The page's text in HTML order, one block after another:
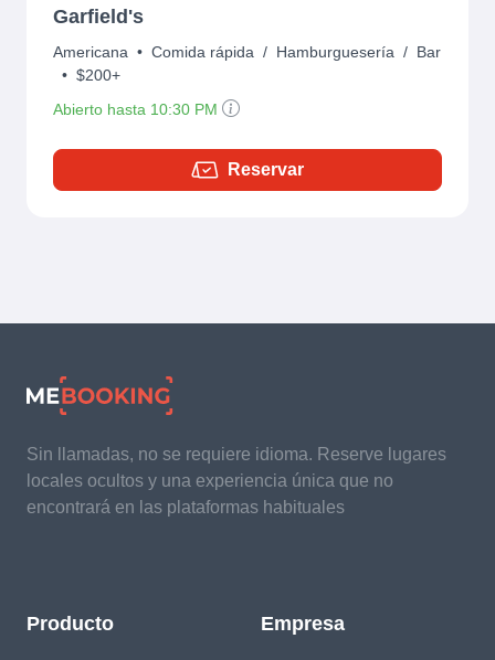
Garfield's
Americana • Comida rápida / Hamburguesería / Bar
• $200+
Abierto hasta 10:30 PM
Reservar
Sin llamadas, no se requiere idioma. Reserve lugares
locales ocultos y una experiencia única que no
encontrará en las plataformas habituales
Producto Empresa